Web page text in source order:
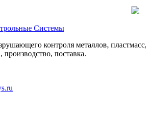
Системы
контроля металлов, пластмасс,
производство, поставка.